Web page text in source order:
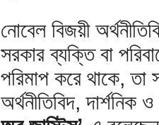
নোবেল বিজয়ী
সরকার ব্যক্তি বা
পরিমাপ করে থাকে, তা
অর্থনীতিবিদ,